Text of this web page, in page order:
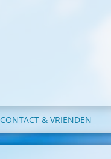
CONTACT & VRIENDEN